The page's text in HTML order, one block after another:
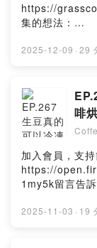
與詳細的處理
氧、二氧化碳
手法又是怎麼
歷了什麼？ 哪
體驗而重視溫
時代，科學化
在咖啡豆進入
啡，甚至運用
製，理解發酵
讓你不再對各
能力創造獨特
講師黃崇適(寰
https://
集的想法：
1my5k/
2025-12-09 · 29
加入會員，支持
https://
1my5k留言告
1my5k/
2025-11-03 · 19